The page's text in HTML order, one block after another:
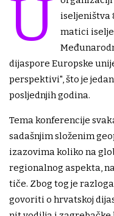
U
iseljeništva
matici
dijaspore Europske
perspektivi", što je
posljednjih godina.
Tema konferencije
sadašnjim složenim
izazovima koliko na
regionalnog aspekta,
tiče. Zbog tog je
govoriti o hrvatskoj